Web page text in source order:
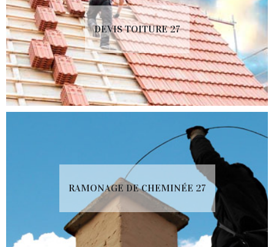
DEVIS TOITURE 27
RAMONAGE DE CHEMINÉE 27